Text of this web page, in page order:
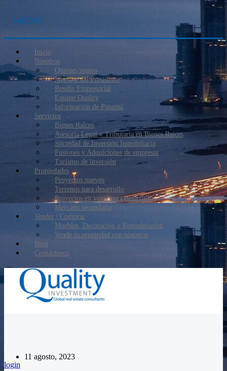
MENÚ
Inicio
Nosotros
Quienes somos
Mensaje del Presidente
Reseña Empresarial
Equipo Quality
Información de Panamá
Servicios
Bienes Raíces
Asesoría Legal y Tributaría en Bienes Raíces
Sociedad de Inversión Inmobiliaria
Fusiones y Adquiciones de empresas
Turismo de inversión
Propiedades
Proyectos nuevos
Terrenos para desarrollo
Proyectos en venta para desarrollo
Mercado secundario
Vender | Comprar
Muebles, Decoración o Remodelación
Vende tu propiedad con nosotros
Blog
Contáctenos
login
11 agosto, 2023